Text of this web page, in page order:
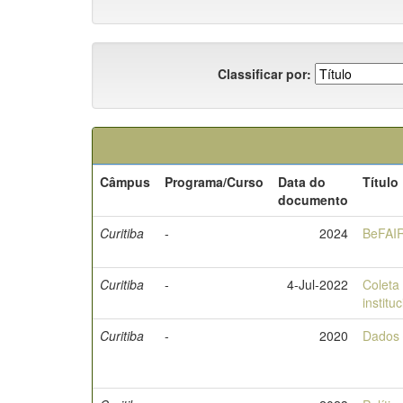
Classificar por:
Câmpus
Programa/Curso
Data do
documento
Título
Curitiba - 2024
Curitiba
- 4-Jul-2022
Curitiba
- 2020